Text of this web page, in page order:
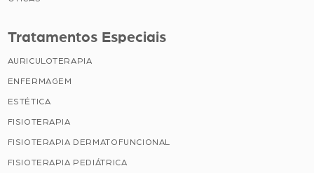
Tratamentos Especiais
AURICULOTERAPIA
ENFERMAGEM
ESTÉTICA
FISIOTERAPIA
FISIOTERAPIA DERMATOFUNCIONAL
FISIOTERAPIA PEDIÁTRICA